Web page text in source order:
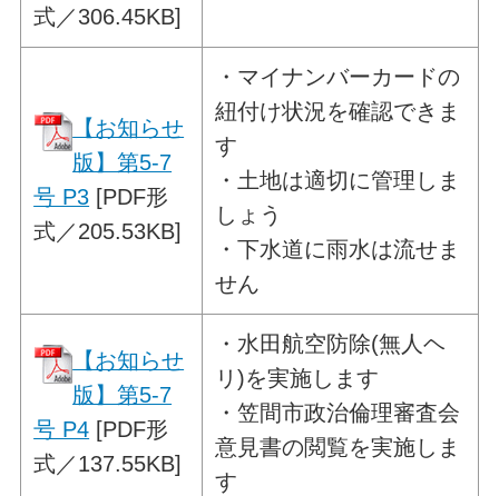
式／306.45KB]
【お知らせ
版】第5-7
号 P3 [PDF形
式／205.53KB]
・ マイナンバーカードの
紐付け状況を確認できま
す
・土地は適切に管理しま
しょう
・下水道に雨水は流せま
せん
【お知らせ
版】第5-7
号 P4 [PDF形
式／137.55KB]
・ 水田航空防除(無人ヘ
リ)を実施します
・笠間市政治倫理審査会
意見書の閲覧を実施しま
す